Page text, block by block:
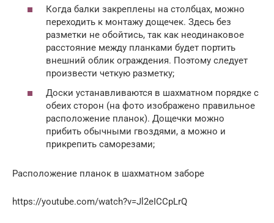
Когда балки закреплены на столбцах, можно
переходить к монтажу дощечек. Здесь без
разметки не обойтись, так как неодинаковое
расстояние между планками будет портить
внешний облик ограждения. Поэтому следует
произвести четкую разметку;
Доски устанавливаются в шахматном порядке с
обеих сторон (на фото изображено правильное
расположение планок). Дощечки можно
прибить обычными гвоздями, а можно и
прикрепить саморезами;
Расположение планок в шахматном заборе
https://youtube.com/watch?v=Jl2eICCpLrQ